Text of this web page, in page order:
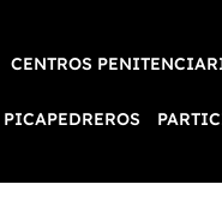
CENTROS